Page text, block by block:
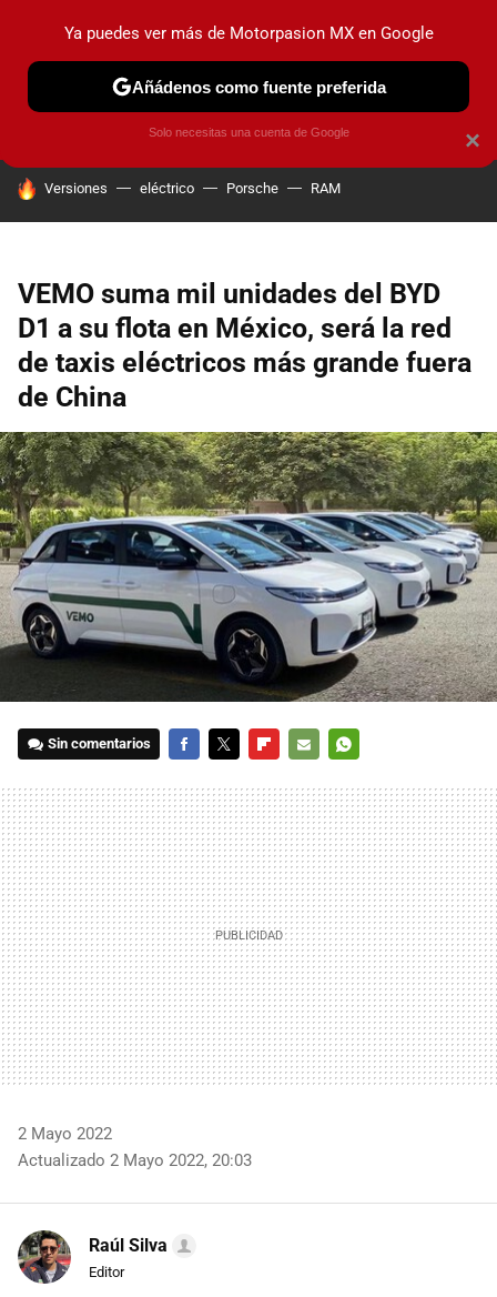
PRUEBAS INDUSTRIA HOY NO CIRCULA
HOY SE HABLA DE
Versiones eléctrico Porsche RAM
VEMO suma mil unidades del BYD
D1 a su flota en México, será la red
de taxis eléctricos más grande fuera
de China
Sin comentarios
MAIL
2 Mayo 2022
Actualizado 2 Mayo 2022, 20:03
Raúl Silva
Editor
×
Ya puedes ver más de Motorpasion MX en Google
Añádenos como fuente preferida
Solo necesitas una cuenta de Google